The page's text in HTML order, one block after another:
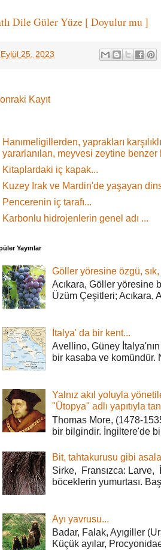
Dile Güler Yüze [ Doyulur mu ]
Eylül 25, 2023
Kayıt
Hanımeligillerden, yaprakları
yararlanılan, meyvesi zeytine benzer
Kitaplardaki iç kapak...
Kuzey Irak ve Mardin'de yaşayan
Pencerenin iç tarafı...
Karbonlu hidrojenlerin genel adı ...
Yayınlar
Göller yöresine özgü,
Acıkara, Göller yöresine
Üzüm Çeşitleri; Acıkara,
İtalya' da bir kent...
Avellino, Güney
bir kasaba ve komündür.
Yalnız akıl yoluyla
"Ütopya" adlı yapıtıyla
Thomas More, (1478-
bir bilgindir. İngiltere'de
Bit, tahtakurusu gibi
Sirke, Fransızca: Larve,
böceklerin yumurtası.
Ayı yavrusu...
Badar, Falak, Ayıgiller
Küçük ayılar,